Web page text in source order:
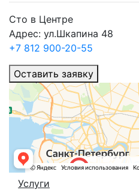
Сто в Центре
Адрес: ул.Шкапина 48
+7 812 900-20-55
Оставить заявку
Услуги